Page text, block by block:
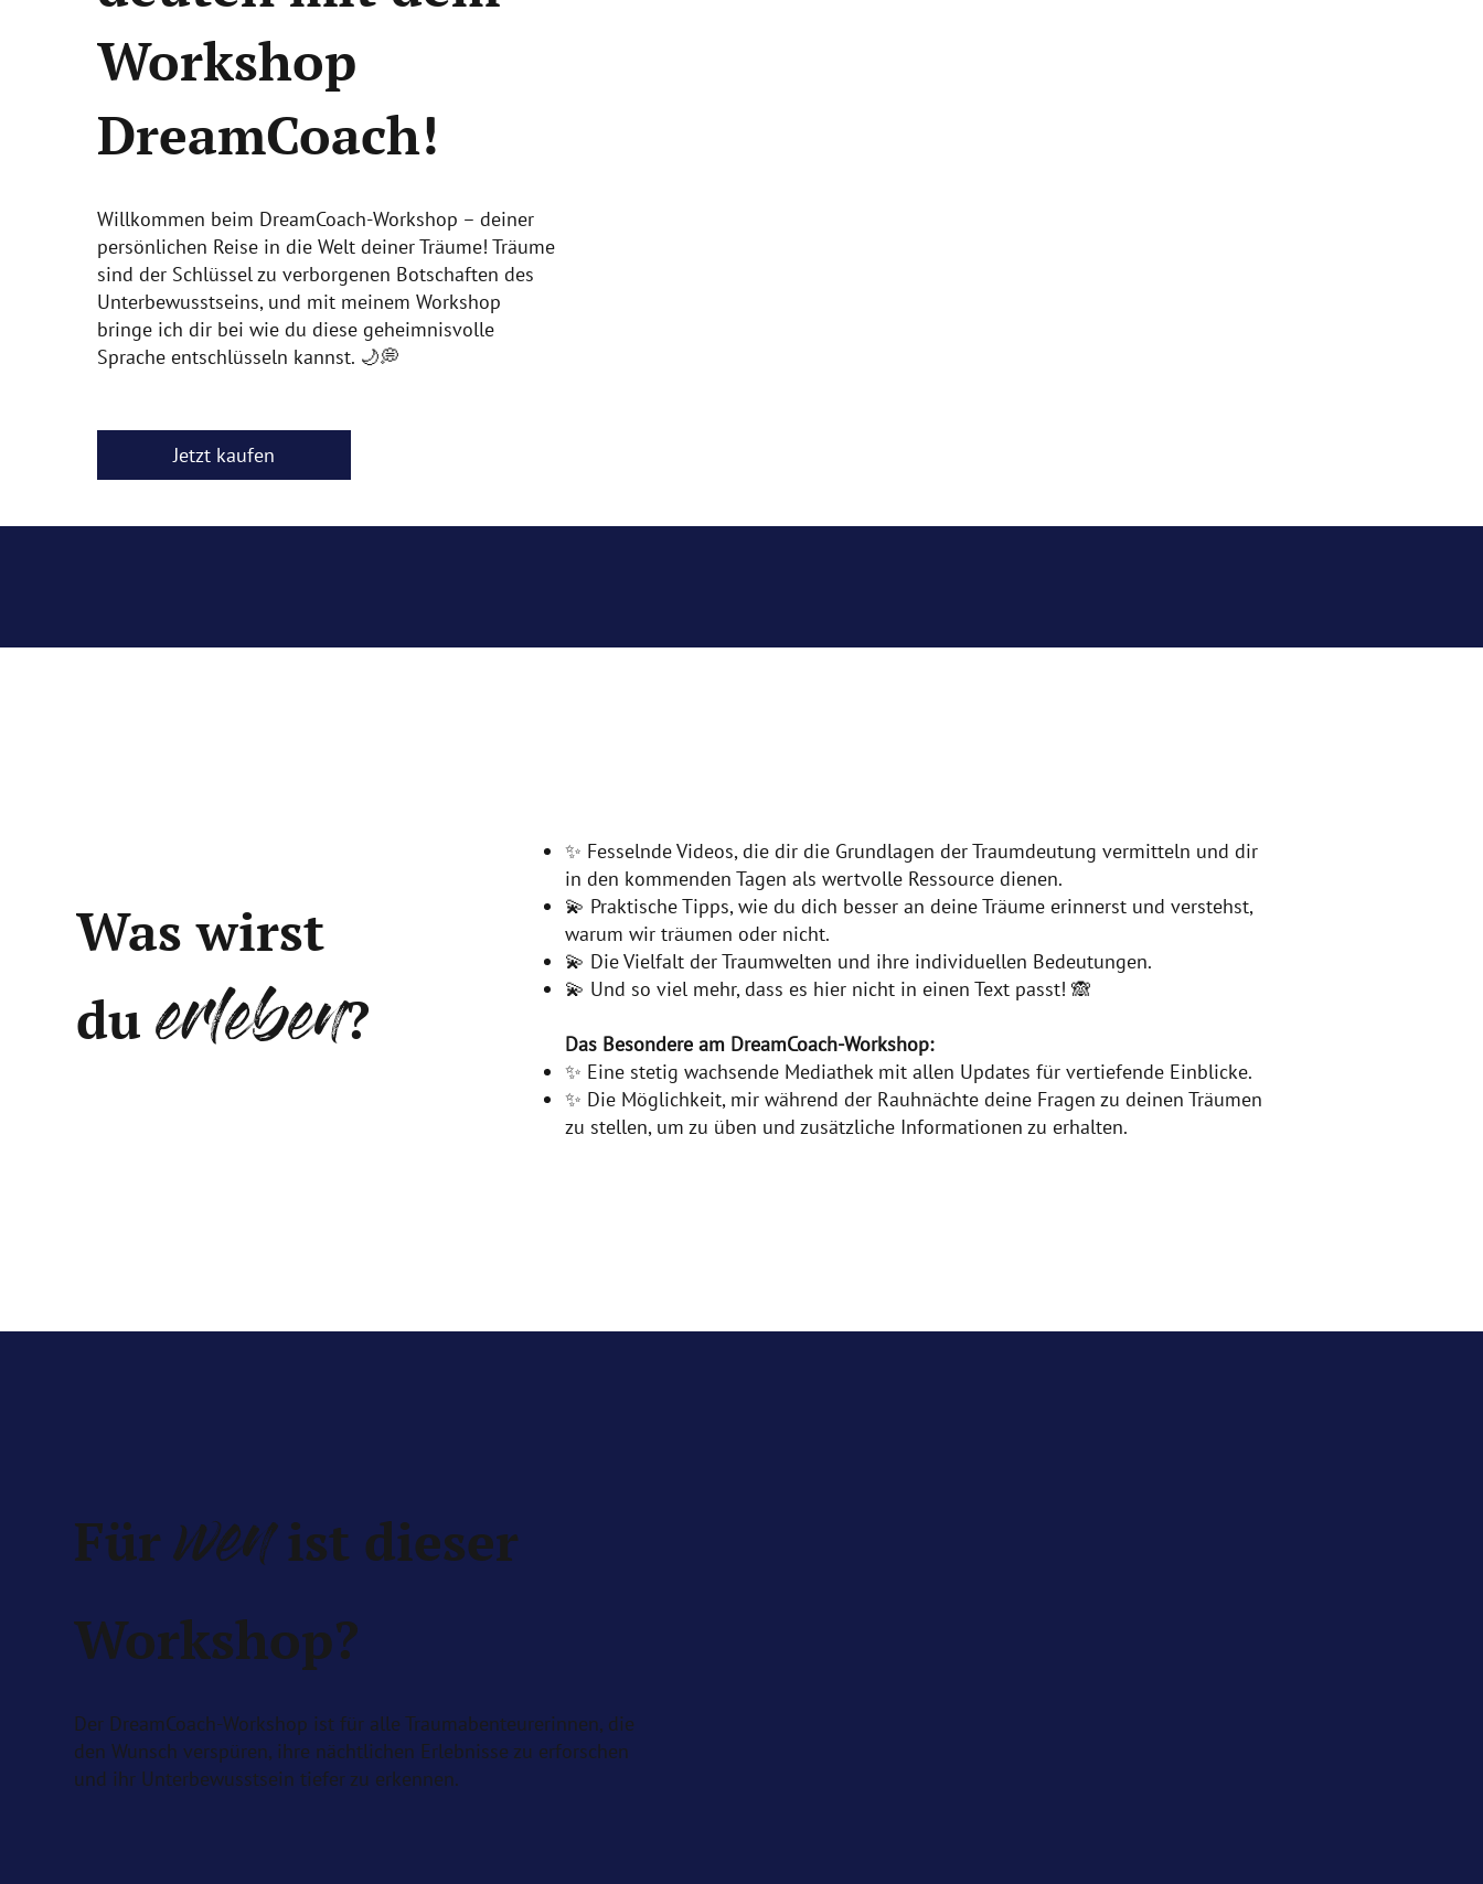
Workshop
DreamCoach!
Willkommen beim DreamCoach-Workshop – deiner
persönlichen Reise in die Welt deiner Träume! Träume
sind der Schlüssel zu verborgenen Botschaften des
Unterbewusstseins, und mit meinem Workshop
bringe ich dir bei wie du diese geheimnisvolle
Sprache entschlüsseln kannst. 🌙💭
Jetzt kaufen
Was wirst
du erleben?
✨ Fesselnde Videos, die dir die Grundlagen der Traumdeutung vermitteln und dir
in den kommenden Tagen als wertvolle Ressource dienen.
💫 Praktische Tipps, wie du dich besser an deine Träume erinnerst und verstehst,
warum wir träumen oder nicht.
💫 Die Vielfalt der Traumwelten und ihre individuellen Bedeutungen.
💫 Und so viel mehr, dass es hier nicht in einen Text passt! 🙈
Das Besondere am DreamCoach-Workshop:
✨ Eine stetig wachsende Mediathek mit allen Updates für vertiefende Einblicke.
✨ Die Möglichkeit, mir während der Rauhnächte deine Fragen zu deinen Träumen
zu stellen, um zu üben und zusätzliche Informationen zu erhalten.
Der DreamCoach-Workshop ist für alle Traumabenteurerinnen, die
den Wunsch verspüren, ihre nächtlichen Erlebnisse zu erforschen
und ihr Unterbewusstsein tiefer zu erkennen.
Fürwenist dieser
Workshop?